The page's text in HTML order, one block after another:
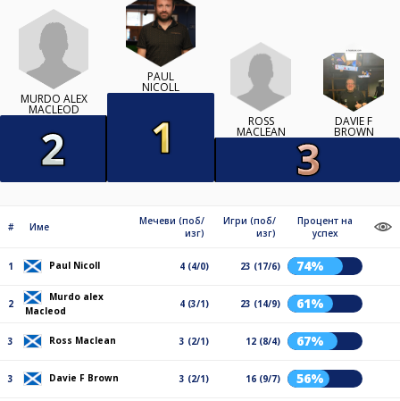
MURDO ALEX
MACLEOD
PAUL
NICOLL
ROSS
MACLEAN
DAVIE F
BROWN
# Име
Мечеви (поб/
изг)
Игри (поб/
изг)
Процент на
успех
1 Paul Nicoll 4 (4/0) 23 (17/6) 74%
2
Murdo alex
Macleod
4 (3/1) 23 (14/9) 61%
3 Ross Maclean 3 (2/1) 12 (8/4) 67%
3 Davie F Brown 3 (2/1) 16 (9/7) 56%